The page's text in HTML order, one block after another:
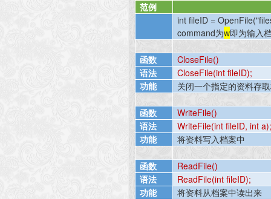
范例
int fileID =
command为w即为输入
函数
CloseFile()
语法
CloseFile(int fileID);
功能
关闭一个指定的资料存
函数
WriteFile()
语法
WriteFile(int fileID, int
功能
将资料写入档案中
函数
ReadFile()
语法
ReadFile(int fileID);
功能
将资料从档案中读出来